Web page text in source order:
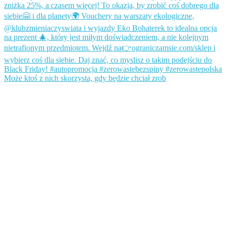
Może ktoś z nich skorzysta, gdy będzie chciał zrob